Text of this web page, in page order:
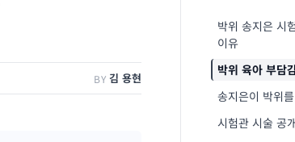
BY 김 용현
박위 송지은 시
이유
박위 육아 부담
송지은이 박위
시험관 시술 공